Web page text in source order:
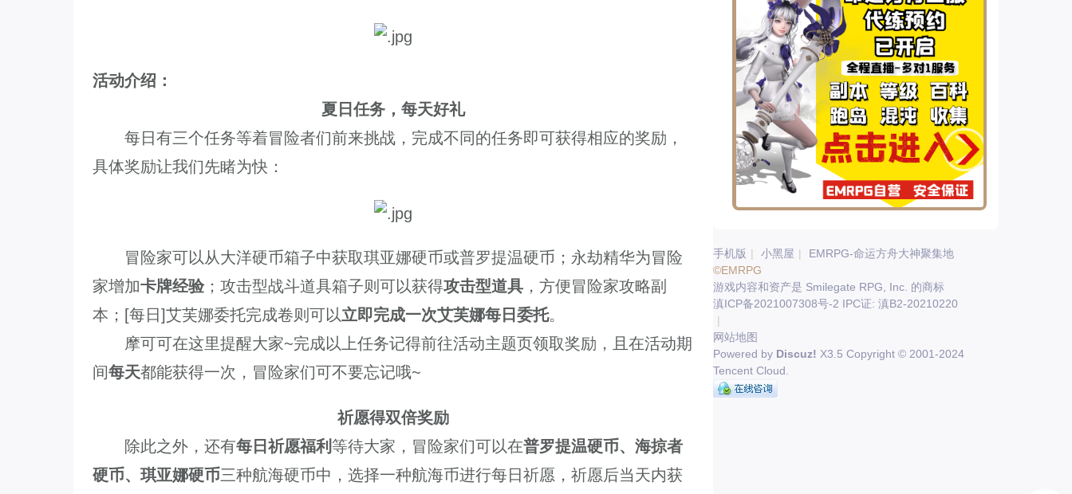
活动介绍：
夏日任务，每天好礼
每日有三个任务等着冒险者们前来挑战，完成不同的任务即可获得相应的奖励，
具体奖励让我们先睹为快：
冒险家可以从大洋硬币箱子中获取琪亚娜硬币或普罗提温硬币；永劫精华为冒险
家增加卡牌经验；攻击型战斗道具箱子则可以获得攻击型道具 ，方便冒险家攻略副
本；[每日]艾芙娜委托完成卷则可以立即完成一次艾芙娜每日委托。
摩可可在这里提醒大家~完成以上任务记得前往活动主题页领取奖励，且在活动期
间每天都能获得一次，冒险家们可不要忘记哦~
祈愿得双倍奖励
除此之外，还有每日祈愿福利等待大家，冒险家们可以在普罗提温硬币、海掠者
硬币、琪亚娜硬币三种航海硬币中，选择一种航海币进行每日祈愿，祈愿后当天内获
手机版 | 小黑屋 |
EMRPG-命运方舟大神聚集地
©EMRPG
游戏内容和资产是 Smilegate RPG, Inc. 的商标
滇ICP备2021007308号-2 IPC证: 滇B2-20210220
|
网站地图
Powered by Discuz! X3.5 Copyright © 2001-2024
Tencent Cloud.